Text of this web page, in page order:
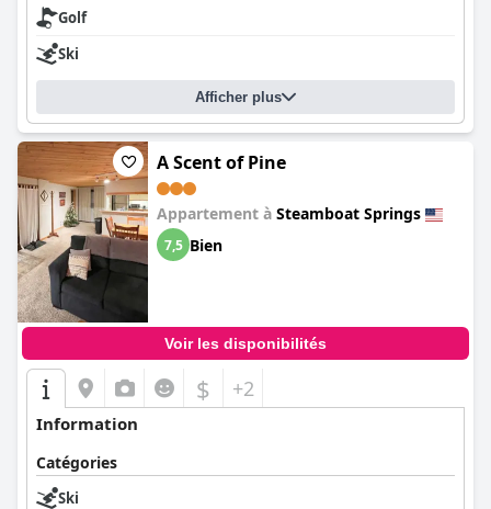
Golf
Ski
Afficher plus
A Scent of Pine
Appartement à Steamboat Springs
7,5 Bien
Voir les disponibilités
$ +2
Information
Catégories
Ski